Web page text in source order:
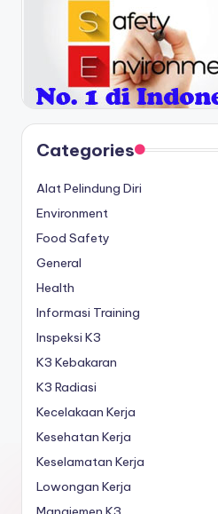
Categories
Alat Pelindung Diri
Environment
Food Safety
General
Health
Informasi Training
Inspeksi K3
K3 Kebakaran
K3 Radiasi
Kecelakaan Kerja
Kesehatan Kerja
Keselamatan Kerja
Lowongan Kerja